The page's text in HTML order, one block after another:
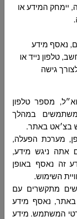
حسب التفاصيل في الرابط
בתום התקופה, יימחק המידע או
נאסף מידע
טלפון נייד או
גישה
מספר טלפון
במהלך
בצ׳אט באתר.
מערכת הפעלה,
אתה ניגש מידע,
זה נאסף באופן
השימוש.
מתקשרים עם
באתר, נאסף מידע
המשתמש. מידע